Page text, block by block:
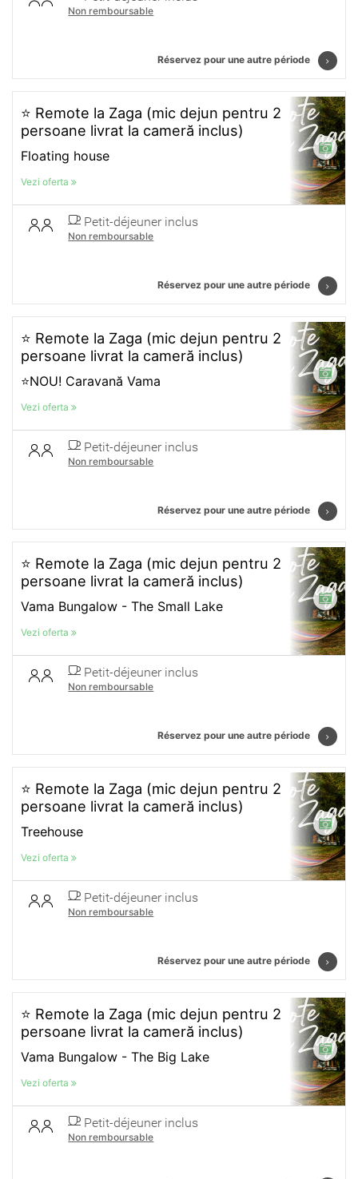
Non remboursable
Réservez pour une autre période
⭐ Remote la Zaga (mic dejun pentru 2
persoane livrat la cameră inclus)
Floating house
Vezi oferta
Petit-déjeuner inclus
Non remboursable
Réservez pour une autre période
⭐ Remote la Zaga (mic dejun pentru 2
persoane livrat la cameră inclus)
⭐NOU! Caravană Vama
Vezi oferta
Petit-déjeuner inclus
Non remboursable
Réservez pour une autre période
⭐ Remote la Zaga (mic dejun pentru 2
persoane livrat la cameră inclus)
Vama Bungalow - The Small Lake
Vezi oferta
Petit-déjeuner inclus
Non remboursable
Réservez pour une autre période
⭐ Remote la Zaga (mic dejun pentru 2
persoane livrat la cameră inclus)
Treehouse
Vezi oferta
Petit-déjeuner inclus
Non remboursable
Réservez pour une autre période
⭐ Remote la Zaga (mic dejun pentru 2
persoane livrat la cameră inclus)
Vama Bungalow - The Big Lake
Vezi oferta
Petit-déjeuner inclus
Non remboursable